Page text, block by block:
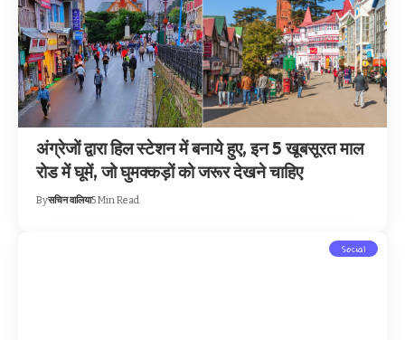
अंग्रेजों द्वारा हिल स्टेशन में बनाये हुए, इन 5 खूबसूरत माल
रोड में घूमें, जो घुमक्कड़ों को जरूर देखने चाहिए
Byसचिन वालिया5 Min Read
Social